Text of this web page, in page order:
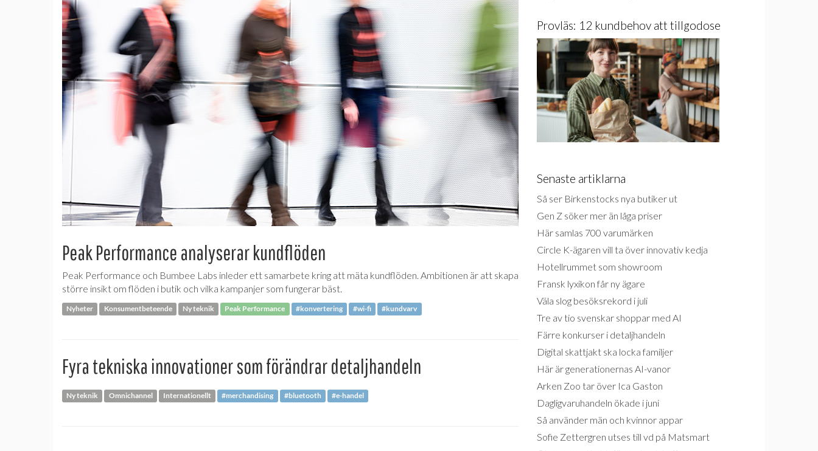
Peak Performance analyserar kundflöden
Peak Performance och Bumbee Labs inleder ett samarbete kring att mäta kundflöden. Ambitionen är att skapa
större insikt om flöden i butik och vilka kampanjer som fungerar bäst.
Nyheter Konsumentbeteende Ny teknik Peak Performance #konvertering #wi-fi #kundvarv
Fyra tekniska innovationer som förändrar detaljhandeln
Ny teknik Omnichannel Internationellt #merchandising #bluetooth #e-handel
Provläs: 12 kundbehov att tillgodose
Senaste artiklarna
Så ser Birkenstocks nya butiker ut
Gen Z söker mer än låga priser
Här samlas 700 varumärken
Circle K-ägaren vill ta över innovativ kedja
Hotellrummet som showroom
Fransk lyxikon får ny ägare
Väla slog besöksrekord i juli
Tre av tio svenskar shoppar med AI
Färre konkurser i detaljhandeln
Digital skattjakt ska locka familjer
Här är generationernas AI-vanor
Arken Zoo tar över Ica Gaston
Dagligvaruhandeln ökade i juni
Så använder män och kvinnor appar
Sofie Zettergren utses till vd på Matsmart